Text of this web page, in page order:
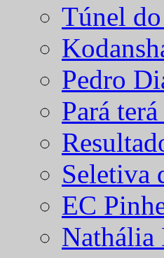
Túnel
Pedro
Pará
Seletiva
EC
Nathália